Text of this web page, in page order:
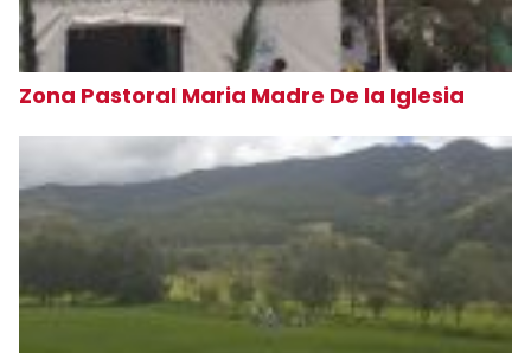
Zona Pastoral Maria Madre De la Iglesia